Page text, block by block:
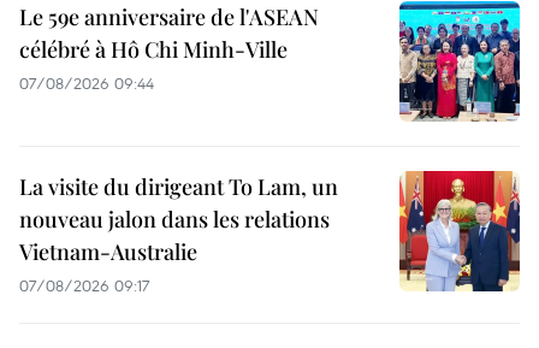
Le 59e anniversaire de l'ASEAN
célébré à Hô Chi Minh-Ville
07/08/2026 09:44
La visite du dirigeant To Lam, un
nouveau jalon dans les relations
Vietnam-Australie
07/08/2026 09:17